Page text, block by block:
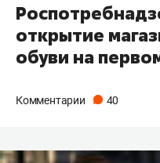
открытие
обуви на
Комментарии 40